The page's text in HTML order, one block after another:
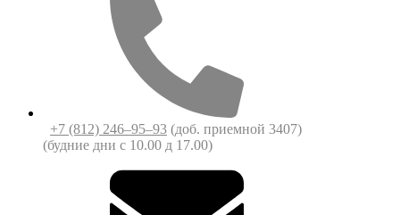
+7 (812) 246‒95‒93 (доб. приемной 3407)
(будние дни c 10.00 д 17.00)